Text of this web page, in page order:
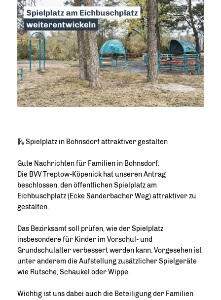
🛝 Spielplatz in Bohnsdorf attraktiver gestalten
Gute Nachrichten für Familien in Bohnsdorf:
Die BVV Treptow-Köpenick hat unseren Antrag
beschlossen, den öffentlichen Spielplatz am
Eichbuschplatz (Ecke Sanderbacher Weg) attraktiver zu
gestalten.
Das Bezirksamt soll prüfen, wie der Spielplatz
insbesondere für Kinder im Vorschul- und
Grundschulalter verbessert werden kann. Vorgesehen ist
unter anderem die Aufstellung zusätzlicher Spielgeräte
wie Rutsche, Schaukel oder Wippe.
Wichtig ist uns dabei auch die Beteiligung der Familien